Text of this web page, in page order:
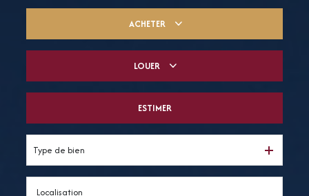
ACHETER
Du neuf
LOUER
De l'immo pro
ESTIMER
Type de bien